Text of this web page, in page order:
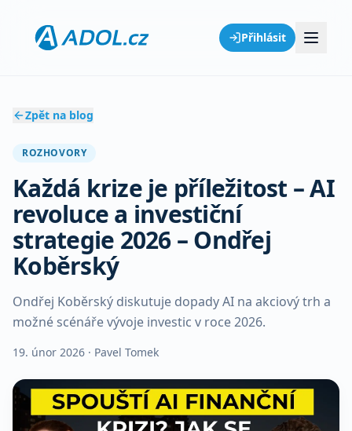
Přihlásit
Zpět na blog
ROZHOVORY
Každá krize je příležitost – AI
revoluce a investiční
strategie 2026 – Ondřej
Koběrský
Ondřej Koběrský diskutuje dopady AI na akciový trh a
možné scénáře vývoje investic v roce 2026.
19. únor 2026 · Pavel Tomek